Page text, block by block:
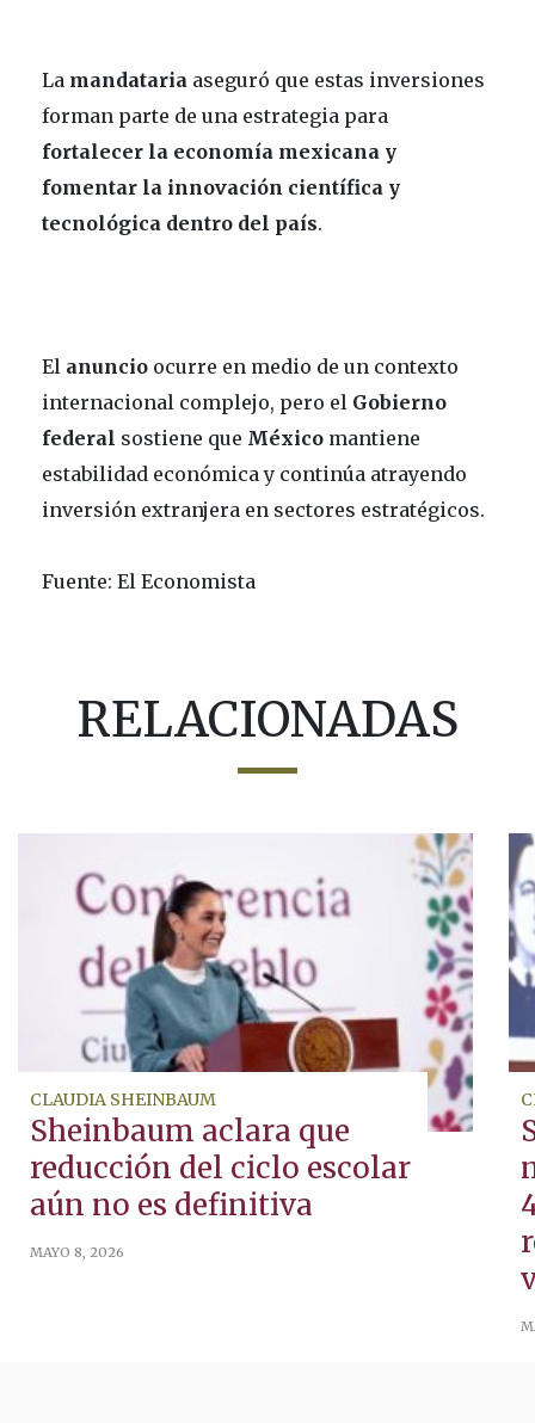
La mandataria aseguró que estas inversiones
forman parte de una estrategia para
fortalecer la economía mexicana y
fomentar la innovación científica y
tecnológica dentro del país.
El anuncio ocurre en medio de un contexto
internacional complejo, pero el Gobierno
federal sostiene que México mantiene
estabilidad económica y continúa atrayendo
inversión extranjera en sectores estratégicos.
Fuente: El Economista
RELACIONADAS
CLAUDIA SHEINBAUM
Sheinbaum aclara que
reducción del ciclo escolar
aún no es definitiva
MAYO 8, 2026